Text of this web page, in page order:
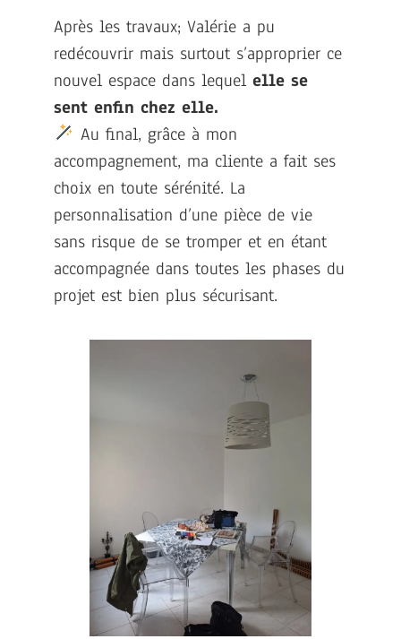
Après les travaux; Valérie a pu
redécouvrir mais surtout s’approprier ce
nouvel espace dans lequel elle se
sent enfin chez elle.
Au final, grâce à mon
accompagnement, ma cliente a fait ses
choix en toute sérénité. La
personnalisation d’une pièce de vie
sans risque de se tromper et en étant
accompagnée dans toutes les phases du
projet est bien plus sécurisant.